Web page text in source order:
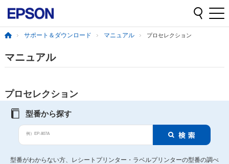
サポート＆ダウンロード マニュアル プロセレクション
マニュアル
プロセレクション
型番から探す
例）EP-807A
型番がわからない方、レシートプリンター・ラベルプリンターの型番の調べ